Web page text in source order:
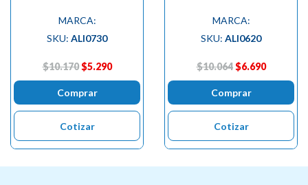
MARCA:
SKU: ALI0730
$10.170 $5.290
Comprar
Cotizar
MARCA:
SKU: ALI0620
$10.064 $6.690
Comprar
Cotizar